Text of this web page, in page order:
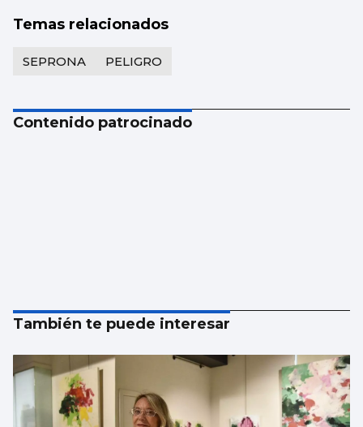
Temas relacionados
SEPRONA PELIGRO
Contenido patrocinado
También te puede interesar